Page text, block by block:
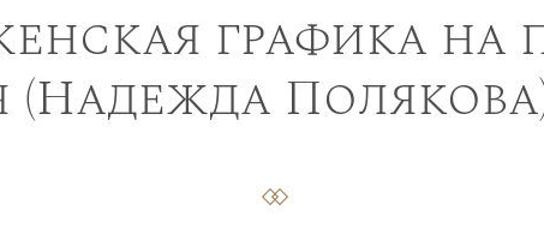
графика на
(Надежда